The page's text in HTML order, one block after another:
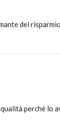
del
perchè lo